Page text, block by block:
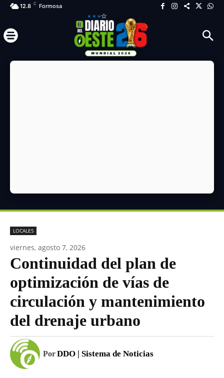
12.8 C Formosa
LOCALES
viernes, agosto 7, 2026
Continuidad del plan de
optimización de vías de
circulación y mantenimiento
del drenaje urbano
PorDDO | Sistema de Noticias